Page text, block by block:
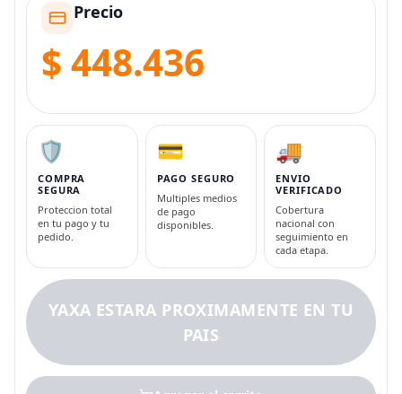
Precio
$ 448.436
🛡️
COMPRA
SEGURA
Proteccion total
en tu pago y tu
pedido.
💳
PAGO SEGURO
Multiples medios
de pago
disponibles.
🚚
ENVIO
VERIFICADO
Cobertura
nacional con
seguimiento en
cada etapa.
YAXA ESTARA PROXIMAMENTE EN TU
PAIS